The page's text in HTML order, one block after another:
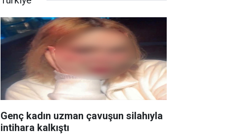
Genç kadın uzman çavuşun silahıyla
intihara kalkıştı